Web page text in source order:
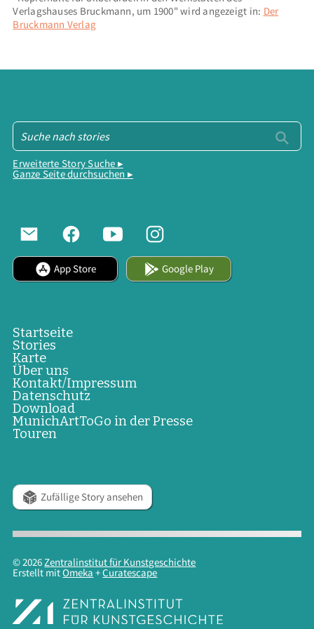
Verlagshauses Bruckmann, um 1900" wird angezeigt in: Der
Bruckmann Verlag
Erweiterte Story Suche ▸
Ganze Seite durchsuchen ▸
App Store Google Play
Startseite
Stories
Karte
Über uns
Kontakt/Impressum
Datenschutz
Download
MunichArtToGo in der Presse
Touren
Zufällige Story ansehen
© 2026 Zentralinstitut für Kunstgeschichte
Erstellt mitOmeka +Curatescape